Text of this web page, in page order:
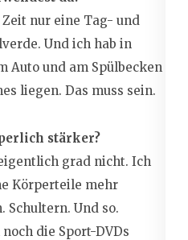
nur eine Tag- und
Und ich hab in
Auto und am Spülbecken
liegen. Das muss sein.
stärker?
grad nicht. Ich
Körperteile mehr
Schultern. Und so.
die Sport-DVDs